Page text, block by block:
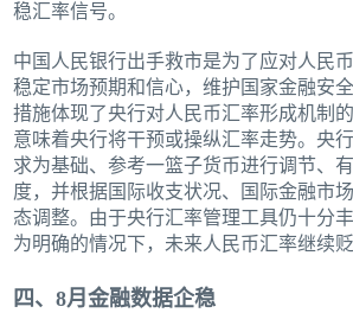
稳汇率信号。
中国人民银行出手救市是为了应对人民
稳定市场预期和信心，维护国家金融安
措施体现了央行对人民币汇率形成机制
意味着央行将干预或操纵汇率走势。央
求为基础、参考一篮子货币进行调节、
度，并根据国际收支状况、国际金融市
态调整。由于央行汇率管理工具仍十分
为明确的情况下，未来人民币汇率继续
四、8月金融数据企稳